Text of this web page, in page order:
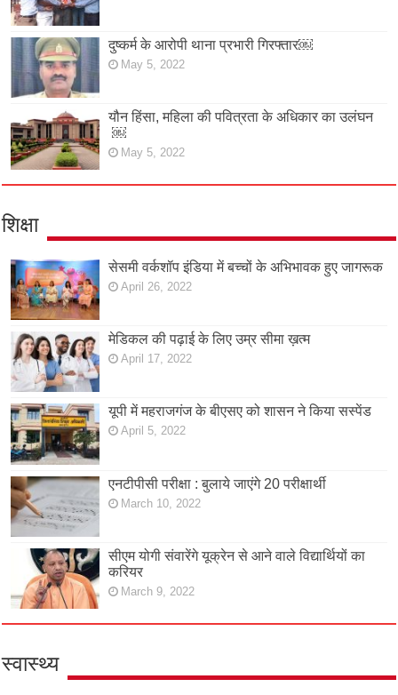
दुष्कर्म के आरोपी थाना प्रभारी गिरफ्तार￼
May 5, 2022
यौन हिंसा, महिला की पवित्रता के अधिकार का उलंघन
￼
May 5, 2022
शिक्षा
सेसमी वर्कशॉप इंडिया में बच्चों के अभिभावक हुए जागरूक
April 26, 2022
मेडिकल की पढ़ाई के लिए उम्र सीमा ख़त्म
April 17, 2022
यूपी में महराजगंज के बीएसए को शासन ने किया सस्पेंड
April 5, 2022
एनटीपीसी परीक्षा : बुलाये जाएंगे 20 परीक्षार्थी
March 10, 2022
सीएम योगी संवारेंगे यूक्रेन से आने वाले विद्यार्थियों का
करियर
March 9, 2022
स्वास्थ्य